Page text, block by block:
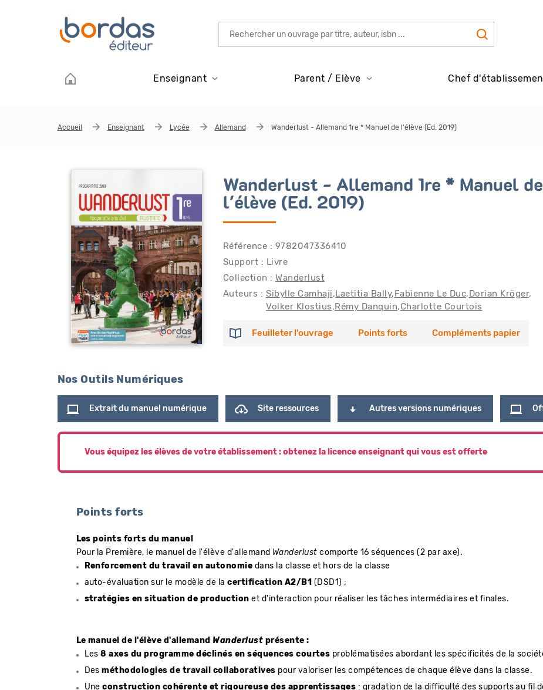
Aller au contenu principal
Enseignant Parent / Elève Chef
Accueil Enseignant Lycée Allemand Wanderlust - Allemand 1re * Manuel de l'élève (Ed. 2019)
Wanderlust - Allemand 1re * Manuel de
l'élève (Ed. 2019)
Référence : 9782047336410
Support : Livre
Collection : Wanderlust
Auteurs : Sibylle Camhaji Laetitia Bally Fabienne Le Duc Dorian Kröger
Volker Klostius Rémy Danquin Charlotte Courtois
Feuilleter l'ouvrage Points forts Compléments papier
Nos Outils Numériques
Extrait du manuel numérique Site ressources Autres versions numériques
Vous équipez les élèves de votre établissement : obtenez la licence enseignant qui vous est offerte
Points forts
Les points forts du manuel
Pour la Première, le manuel de l'élève d'allemand Wanderlustcomporte 16 séquences (2 par axe).
Renforcement du travail en autonomie dans la classe et hors de la classe
auto-évaluation sur le modèle de la certification A2/B1 (DSD1) ;
stratégies en situation de productionet d'interaction pour réaliser les tâches intermédiaires et finales.
Le manuel de l'élève d'allemand Wanderlust présente :
Les8 axes du programme déclinés en séquences courtes problématisées abordant les spécificités de la
Desméthodologies de travail collaboratives pour valoriser les compétences de chaque élève dans la classe.
Uneconstruction cohérente et rigoureuse des apprentissages : gradation de la difficulté des supports au fil